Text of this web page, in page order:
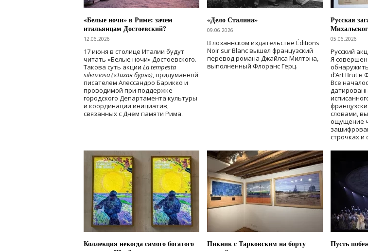
«Белые ночи» в Риме: зачем
итальянцам Достоевский?
12.06.2026
17 июня в столице Италии будут
читать «Белые ночи» Достоевского.
Такова суть акции La tempesta
silenziosa («Тихая буря»), придуманной
писателем Алессандро Барикко и
проводимой при поддержке
городского Департамента культуры
и координации инициатив,
связанных с Днем памяти Рима.
«Дело Сталина»
09.06.2026
В лозаннском издательстве Éditions
Noir sur Blanc вышел французский
перевод романа Джайлса Милтона,
выполненный Флоранс Герц.
Русская
05.06.2026
Русский
Я
d’Art Brut в
Все
словами,
ощущение
строчках и
Коллекция некогда самого богатого
Пикник с Тарковским на борту
Пусть